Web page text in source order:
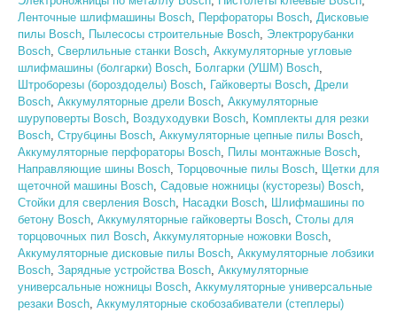
Ленточные шлифмашины Bosch, Перфораторы Bosch, Дисковые
пилы Bosch, Пылесосы строительные Bosch, Электрорубанки
Bosch, Сверлильные станки Bosch, Аккумуляторные угловые
шлифмашины (болгарки) Bosch, Болгарки (УШМ) Bosch,
Штроборезы (бороздоделы) Bosch, Гайковерты Bosch, Дрели
Bosch, Аккумуляторные дрели Bosch, Аккумуляторные
шуруповерты Bosch, Воздуходувки Bosch, Комплекты для резки
Bosch, Струбцины Bosch, Аккумуляторные цепные пилы Bosch,
Аккумуляторные перфораторы Bosch, Пилы монтажные Bosch,
Направляющие шины Bosch, Торцовочные пилы Bosch, Щетки для
щеточной машины Bosch, Садовые ножницы (кусторезы) Bosch,
Стойки для сверления Bosch, Насадки Bosch, Шлифмашины по
бетону Bosch, Аккумуляторные гайковерты Bosch, Столы для
торцовочных пил Bosch, Аккумуляторные ножовки Bosch,
Аккумуляторные дисковые пилы Bosch, Аккумуляторные лобзики
Bosch, Зарядные устройства Bosch, Аккумуляторные
универсальные ножницы Bosch, Аккумуляторные универсальные
резаки Bosch, Аккумуляторные скобозабиватели (степлеры)